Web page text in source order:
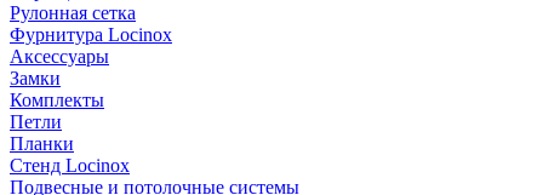
Рулонная сетка
Фурнитура Locinox
Аксессуары
Замки
Комплекты
Петли
Планки
Стенд Locinox
Подвесные и потолочные системы